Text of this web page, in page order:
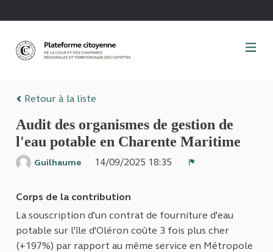
Retour à la liste
Audit des organismes de gestion de
l'eau potable en Charente Maritime
Guilhaume
14/09/2025 18:35
Corps de la contribution
La souscription d'un contrat de fourniture d'eau
potable sur l'île d'Oléron coûte 3 fois plus cher
(+197%) par rapport au même service en Métropole